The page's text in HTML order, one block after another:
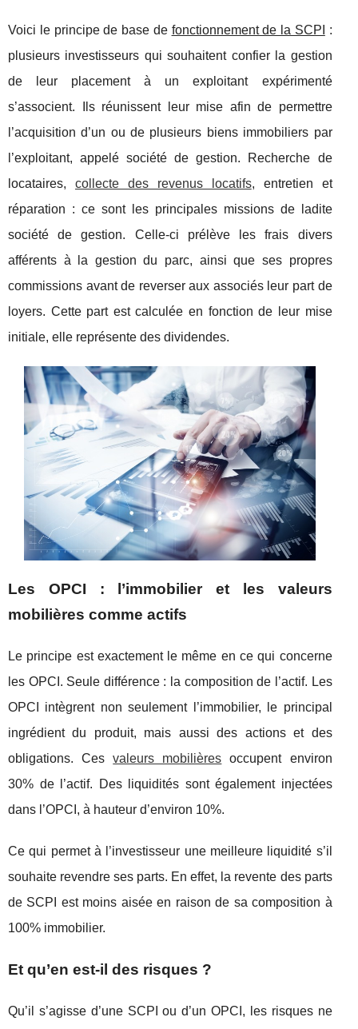
Voici le principe de base de fonctionnement de la SCPI
:
plusieurs investisseurs qui souhaitent confier la gestion
de leur placement à un exploitant expérimenté
s’associent. Ils réunissent leur mise afin de permettre
l’acquisition d’un ou de plusieurs biens immobiliers par
l’exploitant, appelé société de gestion. Recherche de
locataires, collecte des revenus locatifs, entretien et
réparation : ce sont les principales missions de ladite
société de gestion. Celle-ci prélève les frais divers
afférents à la gestion du parc, ainsi que ses propres
commissions avant de reverser aux associés leur part de
loyers. Cette part est calculée en fonction de leur mise
initiale, elle représente des dividendes.
Les OPCI : l’immobilier et les valeurs
mobilières comme actifs
Le principe est exactement le même en ce qui concerne
les OPCI. Seule différence : la composition de l’actif. Les
OPCI intègrent non seulement l’immobilier, le principal
ingrédient du produit, mais aussi des actions et des
obligations. Cesvaleurs mobilières occupent environ
30% de l’actif. Des liquidités sont également injectées
dans l’OPCI, à hauteur d’environ 10%.
Ce qui permet à l’investisseur une meilleure liquidité s’il
souhaite revendre ses parts. En effet, la revente des parts
de SCPI est moins aisée en raison de sa composition à
100% immobilier.
Et qu’en est-il des risques ?
Qu’il s’agisse d’une SCPI ou d’un OPCI, les risques ne